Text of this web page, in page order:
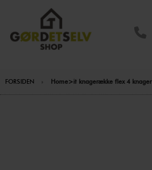
FORSIDEN Home>it knagerække flex 4 knager